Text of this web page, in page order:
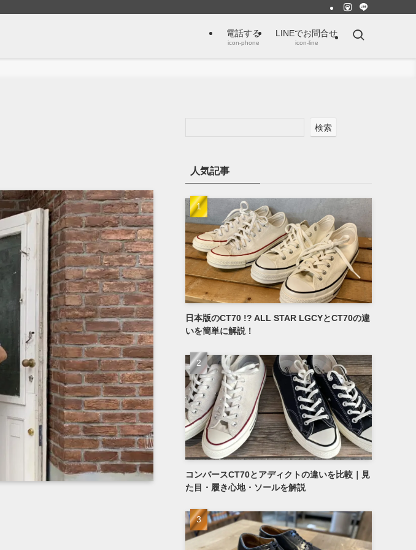
電話する
icon-phone
LINEでお問合せ
icon-line
検索
人気記事
日本版のCT70 !? ALL STAR LGCYとCT70の違
いを簡単に解説！
コンバースCT70とアディクトの違いを比較｜見
た目・履き心地・ソールを解説